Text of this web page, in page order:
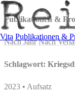
Vita Publikationen &
Publikationen &
Nach Jahr Nach
Schlagwort:
2023 • Aufsatz